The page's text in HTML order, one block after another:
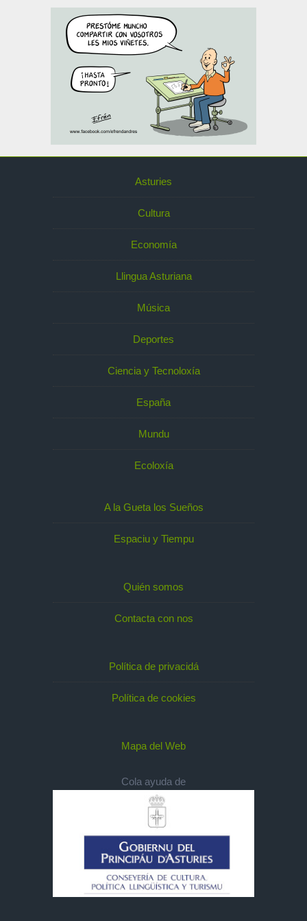
Asturies
Cultura
Economía
Llingua Asturiana
Música
Deportes
Ciencia y Tecnoloxía
España
Mundu
Ecoloxía
A la Gueta los Sueños
Espaciu y Tiempu
Quién somos
Contacta con nos
Política de privacidá
Política de cookies
Mapa del Web
Cola ayuda de